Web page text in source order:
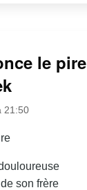
le pire
21:50
son frère